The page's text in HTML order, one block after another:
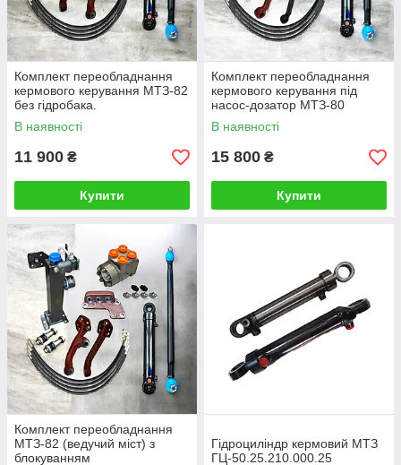
Комплект переобладнання
кермового керування МТЗ-82
без гідробака.
В наявності
11 900 ₴
Купити
Комплект переобладнання
кермового керування під
насос-дозатор МТЗ-80
(непровідний передок) (під
блокування)
В наявності
15 800 ₴
Купити
Комплект переобладнання
МТЗ-82 (ведучий міст) з
блокуванням
Гідроциліндр кермовий МТЗ
ГЦ-50.25.210.000.25